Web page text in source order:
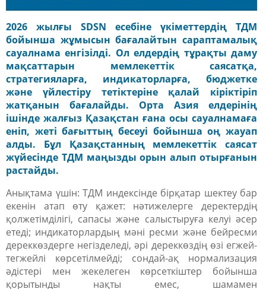
2026 жылғы SDSN есебіне үкіметтердің ТДМ
бойынша жұмысын бағалайтын сараптамалық
сауалнама енгізілді. Ол елдердің тұрақты даму
мақсаттарын мемлекеттік саясатқа,
стратегияларға, индикаторларға, бюджетке
және үйлестіру тетіктеріне қалай кіріктіріп
жатқанын бағалайды. Орта Азия елдерінің
ішінде жалғыз Қазақстан ғана осы сауалнамаға
еніп, жеті бағыттың бесеуі бойынша оң жауап
алды. Бұл Қазақстанның мемлекеттік саясат
жүйесінде ТДМ маңызды орын алып отырғанын
растайды.
Анықтама үшін: ТДМ индексінде бірқатар шектеу бар
екенін атап өту қажет: нәтижелерге деректердің
қолжетімділігі, сапасы және салыстыруға келуі әсер
етеді; индикаторлардың мәні ресми және бейресми
дереккөздерге негізделеді, әрі дереккөздің өзі егжей-
тегжейлі көрсетілмейді; сондай-ақ нормализация
әдістері мен жекелеген көрсеткіштер бойынша
қорытынды нақты емес, шамамен